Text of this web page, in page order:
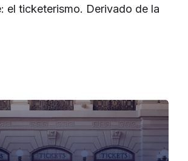
el ticketerismo. Derivado de la